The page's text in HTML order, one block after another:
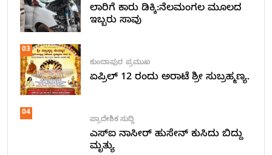
ಲಾರಿಗೆ ಕಾರು ಡಿಕ್ಕಿ:ನೆಲಮಂಗಲ ಮೂಲದ
ಇಬ್ಬರು ಸಾವು
03
ಕುಂದಾಪುರ ಪ್ರಮುಖ
ಏಪ್ರಿಲ್ 12 ರಂದು ಅರಾಟೆ ಶ್ರೀ ಸುಬ್ರಹ್ಮಣ್ಯ.
04
ಪ್ರಾದೇಶಿಕ ಸುದ್ದಿ
ಎಸ್ಐ ನಾಸೀರ್ ಹುಸೇನ್ ಕುಸಿದು ಬಿದ್ದು
ಮೃತ್ಯು